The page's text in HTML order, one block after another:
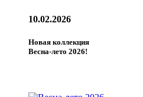
10.02.2026
Новая коллекция
Весна-лето 2026!